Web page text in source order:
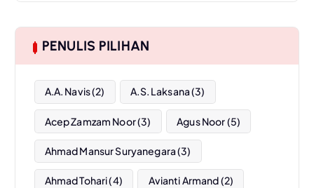
PENULIS PILIHAN
A.A. Navis(2) A.S. Laksana(3)
Acep Zamzam Noor(3) Agus Noor(5)
Ahmad Mansur Suryanegara(3)
Ahmad Tohari(4) Avianti Armand(2)